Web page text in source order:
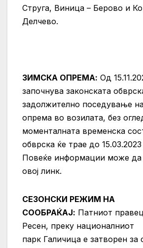
Струга, Виница – Берово и
Делчево.
ЗИМСКА ОПРЕМА: Од
започнува законската
задолжително поседување
опрема во возилата, без
моменталната временска
обврска ќе трае до
Повеќе информации може да
овој линк.
СЕЗОНСКИ РЕЖИМ НА
СООБРАЌАЈ: Патниот
Ресен, преку националниот
парк Галичица е затворен за